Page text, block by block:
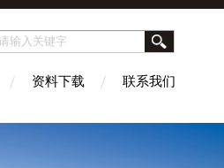
资料下载 联系我们